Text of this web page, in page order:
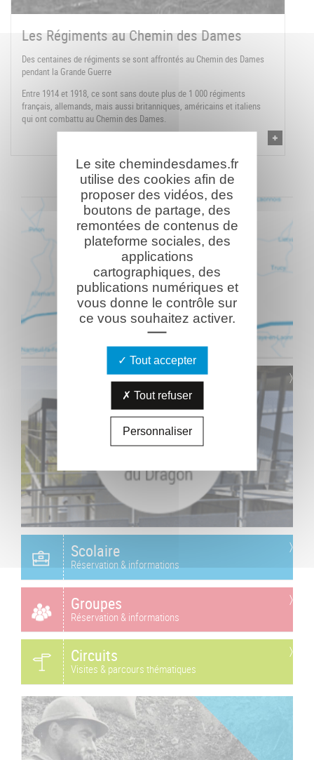
Les Régiments au Chemin des Dames
Des centaines de régiments se sont affrontés au Chemin des Dames
pendant la Grande Guerre
Entre 1914 et 1918, ce sont sans doute plus de 1 000 régiments
français, allemands, mais aussi britanniques, américains et italiens
qui ont combattu au Chemin des Dames.
Scolaire
Réservation & informations
Groupes
Réservation & informations
Circuits
Visites & parcours thématiques
Le site chemindesdames.fr
utilise des cookies afin de
proposer des vidéos, des
boutons de partage, des
remontées de contenus de
plateforme sociales, des
applications
cartographiques, des
publications numériques et
vous donne le contrôle sur
ce vous souhaitez activer.
Tout accepter
Tout refuser
Personnaliser